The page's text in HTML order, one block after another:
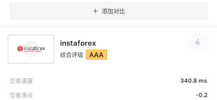
添加对比
instaforex
综合评级 AAA
交易速度 340.8 ms
交易滑点 -0.2
4